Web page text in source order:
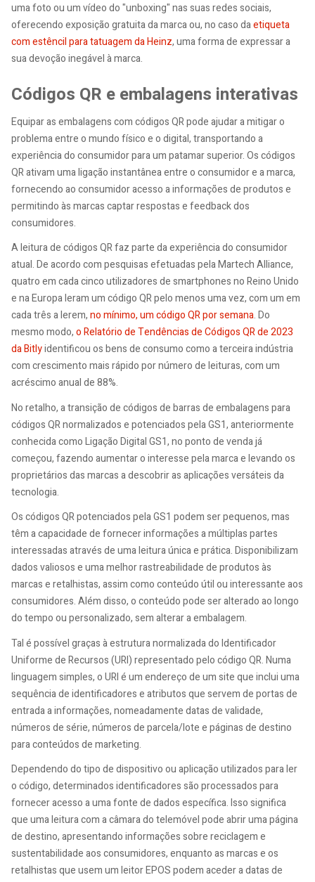
uma foto ou um vídeo do "unboxing" nas suas redes sociais,
oferecendo exposição gratuita da marca ou, no caso daetiqueta
com estêncil para tatuagem da Heinz, uma forma de expressar a
sua devoção inegável à marca.
Códigos QR e embalagens interativas
Equipar as embalagens com códigos QR pode ajudar a mitigar o
problema entre o mundo físico e o digital, transportando a
experiência do consumidor para um patamar superior. Os códigos
QR ativam uma ligação instantânea entre o consumidor e a marca,
fornecendo ao consumidor acesso a informações de produtos e
permitindo às marcas captar respostas e feedback dos
consumidores.
A leitura de códigos QR faz parte da experiência do consumidor
atual. De acordo com pesquisas efetuadas pela Martech Alliance,
quatro em cada cinco utilizadores de smartphones no Reino Unido
e na Europa leram um código QR pelo menos uma vez, com um em
cada três a lerem,no mínimo, um código QR por semana. Do
mesmo modo,o Relatório de Tendências de Códigos QR de 2023
da Bitlyidentificou os bens de consumo como a terceira indústria
com crescimento mais rápido por número de leituras, com um
acréscimo anual de 88%.
No retalho, a transição de códigos de barras de embalagens para
códigos QR normalizados e potenciados pela GS1, anteriormente
conhecida como Ligação Digital GS1, no ponto de venda já
começou, fazendo aumentar o interesse pela marca e levando os
proprietários das marcas a descobrir as aplicações versáteis da
tecnologia.
Os códigos QR potenciados pela GS1 podem ser pequenos, mas
têm a capacidade de fornecer informações a múltiplas partes
interessadas através de uma leitura única e prática. Disponibilizam
dados valiosos e uma melhor rastreabilidade de produtos às
marcas e retalhistas, assim como conteúdo útil ou interessante aos
consumidores. Além disso, o conteúdo pode ser alterado ao longo
do tempo ou personalizado, sem alterar a embalagem.
Tal é possível graças à estrutura normalizada do Identificador
Uniforme de Recursos (URI) representado pelo código QR. Numa
linguagem simples, o URI é um endereço de um site que inclui uma
sequência de identificadores e atributos que servem de portas de
entrada a informações, nomeadamente datas de validade,
números de série, números de parcela/lote e páginas de destino
para conteúdos de marketing.
Dependendo do tipo de dispositivo ou aplicação utilizados para ler
o código, determinados identificadores são processados para
fornecer acesso a uma fonte de dados específica. Isso significa
que uma leitura com a câmara do telemóvel pode abrir uma página
de destino, apresentando informações sobre reciclagem e
sustentabilidade aos consumidores, enquanto as marcas e os
retalhistas que usem um leitor EPOS podem aceder a datas de